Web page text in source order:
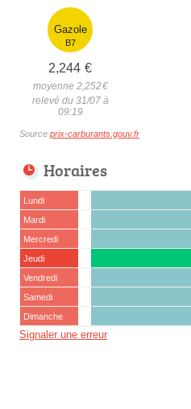
Gazole
B7
2,244 €
moyenne 2,252€
relevé du 31/07 à
09:19
Source prix-carburants.gouv.fr
Horaires
Lundi
Mardi
Mercredi
Jeudi
Vendredi
Samedi
Dimanche
Signaler une erreur